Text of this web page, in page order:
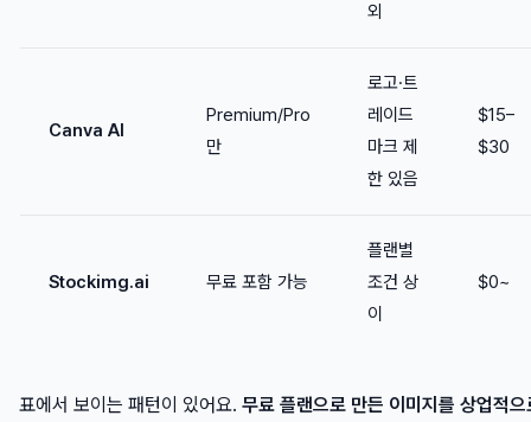
외
Canva AI
Premium/Pro
만
로고·트
레이드
마크 제
한 있음
$15–
$30
Stockimg.ai 무료 포함 가능
플랜별
조건 상
이
$0~
표에서 보이는 패턴이 있어요. 무료 플랜으로 만든 이미지를 상업적으